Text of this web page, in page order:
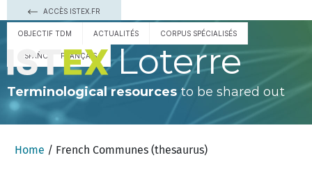
ACCÈS ISTEX.FR
OBJECTIF TDM ACTUALITÉS CORPUS SPÉCIALISÉS
ESPAÑOL FRANÇAIS Loterre
Terminological resourcesto be shared out
Home / French Communes (thesaurus)